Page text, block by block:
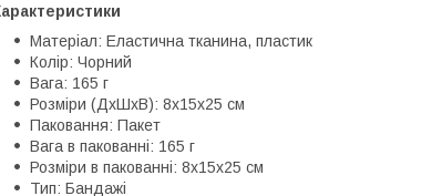
Матеріал: Еластична тканина, пластик
Колір: Чорний
Вага: 165 г
Розміри (ДхШхВ): 8х15х25 см
Паковання: Пакет
Вага в пакованні: 165 г
Розміри в пакованні: 8х15х25 см
Тип: Бандажі